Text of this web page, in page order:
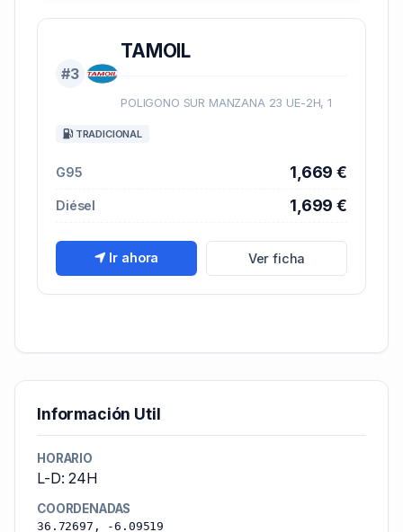
#3
TAMOIL
POLIGONO SUR MANZANA 23 UE-2H, 1
TRADICIONAL
G95 1,669 €
Diésel 1,699 €
Ir ahora Ver ficha
Información Util
HORARIO
L-D: 24H
COORDENADAS
36.72697, -6.09519